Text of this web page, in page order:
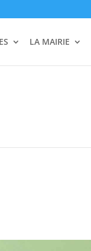
LA MAIRIE